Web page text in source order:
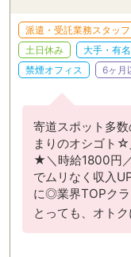
派遣・受託業務スタッフ
土日休み
大手・有
禁煙オフィス
6ヶ月
寄道スポット多
まりのオシゴト☆
★＼時給1800円
でムリなく収入
に◎業界TOPク
とっても、オト